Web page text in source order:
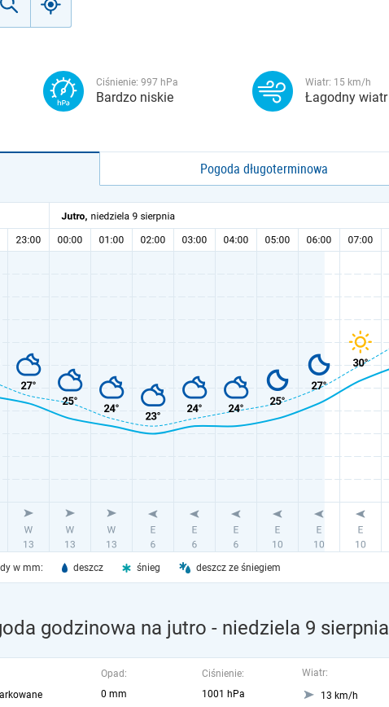
Ciśnienie: 997 hPa
Bardzo niskie
Wiatr: 15 km/h
Łagodny wiatr
Pogoda długoterminowa
w mm: deszcz śnieg deszcz ze śniegiem
godzinowa na jutro - niedziela 9 sierpnia
Opad:
0 mm
Ciśnienie:
1001 hPa
Wiatr:
13 km/h